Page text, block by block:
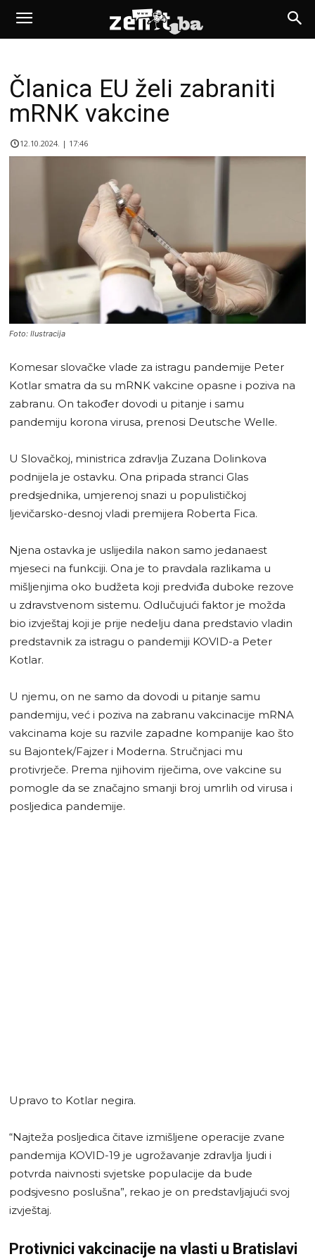
Članica EU želi zabraniti
mRNK vakcine
12.10.2024. | 17:46
Foto: Ilustracija
Komesar slovačke vlade za istragu pandemije Peter
Kotlar smatra da su mRNK vakcine opasne i poziva na
zabranu. On također dovodi u pitanje i samu
pandemiju korona virusa, prenosi Deutsche Welle.
U Slovačkoj, ministrica zdravlja Zuzana Dolinkova
podnijela je ostavku. Ona pripada stranci Glas
predsjednika, umjerenoj snazi u populističkoj
ljevičarsko-desnoj vladi premijera Roberta Fica.
Njena ostavka je uslijedila nakon samo jedanaest
mjeseci na funkciji. Ona je to pravdala razlikama u
mišljenjima oko budžeta koji predviđa duboke rezove
u zdravstvenom sistemu. Odlučujući faktor je možda
bio izvještaj koji je prije nedelju dana predstavio vladin
predstavnik za istragu o pandemiji KOVID-a Peter
Kotlar.
U njemu, on ne samo da dovodi u pitanje samu
pandemiju, već i poziva na zabranu vakcinacije mRNA
vakcinama koje su razvile zapadne kompanije kao što
su Bajontek/Fajzer i Moderna. Stručnjaci mu
protivrječe. Prema njihovim riječima, ove vakcine su
pomogle da se značajno smanji broj umrlih od virusa i
posljedica pandemije.
Upravo to Kotlar negira.
“Najteža posljedica čitave izmišljene operacije zvane
pandemija KOVID-19 je ugrožavanje zdravlja ljudi i
potvrda naivnosti svjetske populacije da bude
podsjvesno poslušna”, rekao je on predstavljajući svoj
izvještaj.
Protivnici vakcinacije na vlasti u Bratislavi